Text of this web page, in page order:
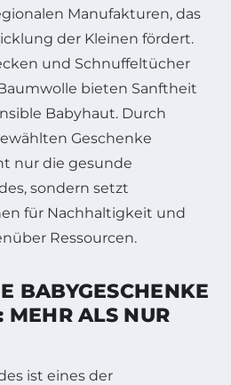
Manufakturen, das
der Kleinen fördert.
und Schnuffeltücher
bieten Sanftheit
Babyhaut. Durch
Geschenke
nur die gesunde
sondern setzt
für Nachhaltigkeit und
Ressourcen.
BABYGESCHENKE
MEHR ALS NUR
ist eines der